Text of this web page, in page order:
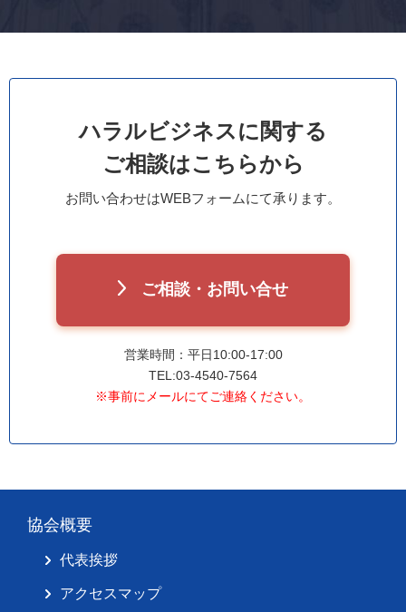
ハラルビジネスに関する
ご相談はこちらから
お問い合わせはWEBフォームにて承ります。
ご相談・お問い合せ
営業時間：平日10:00-17:00
TEL:03-4540-7564
※事前にメールにてご連絡ください。
協会概要
代表挨拶
アクセスマップ